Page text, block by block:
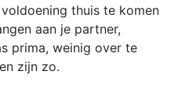
thuis te komen
aan je partner,
prima, weinig over te
zijn zo.